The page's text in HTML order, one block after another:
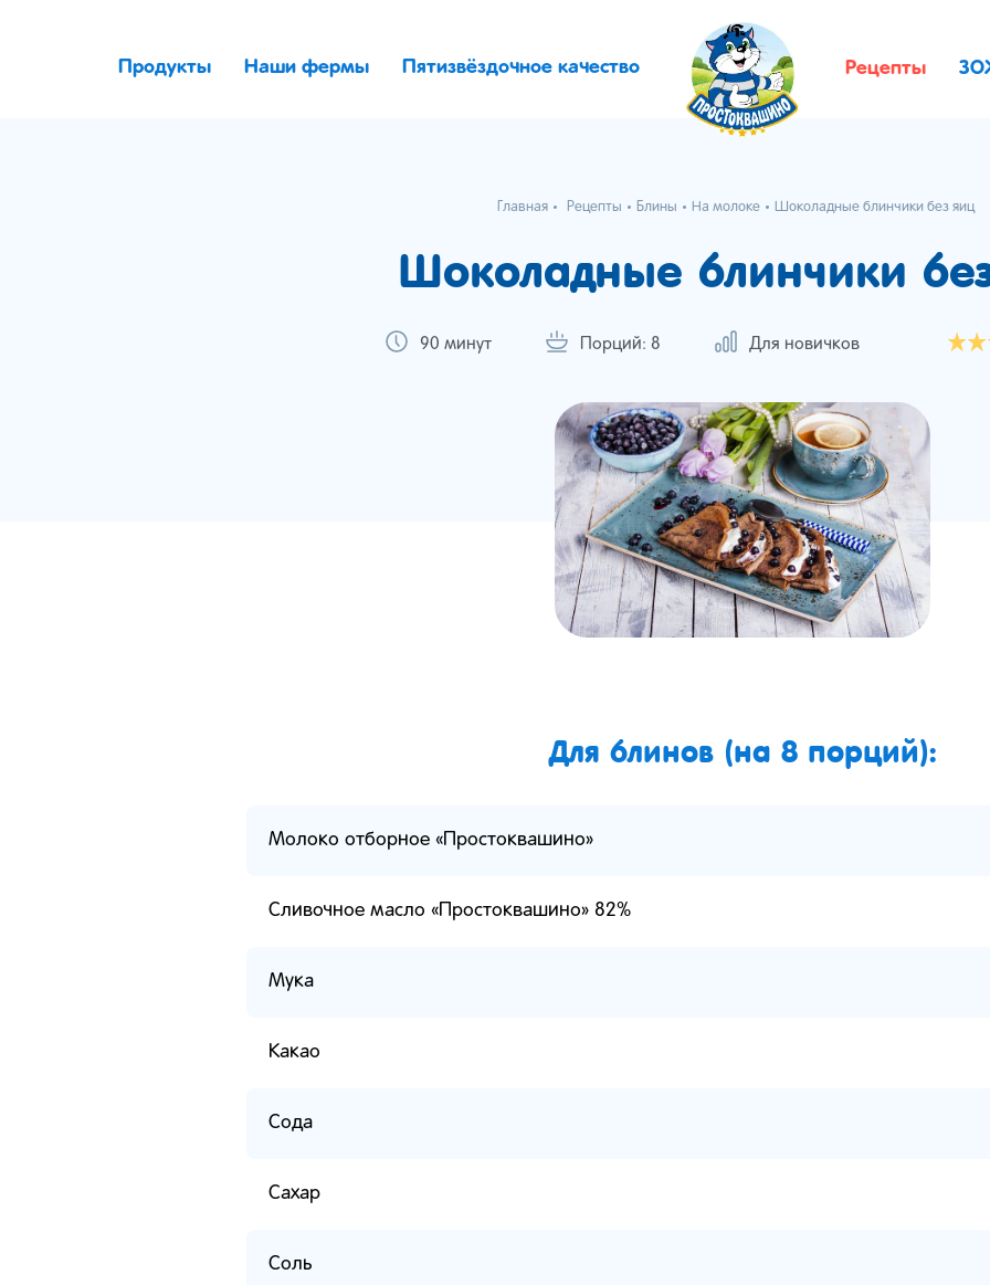
Продукты Наши фермы Пятизвёздочное качество Рецепты
Главная Рецепты Блины На молоке Шоколадные блинчики без яиц
Шоколадные блинчики
90 минут Порций: 8 Для новичков
Для блинов (на 8 порций):
Молоко отборное «Простоквашино»
Сливочное масло «Простоквашино» 82%
Мука
Какао
Сода
Сахар
Соль